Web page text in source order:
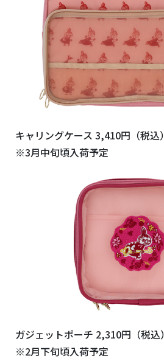
キャリングケース 3,410円（税込）
※3月中旬頃入荷予定
ガジェットポーチ 2,310円（税込）
※2月下旬頃入荷予定